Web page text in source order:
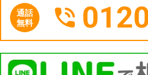
通話
無料